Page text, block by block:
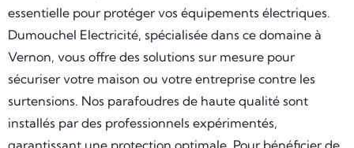
essentielle pour protéger vos équipements électriques.
Dumouchel Electricité, spécialisée dans ce domaine à
Vernon, vous offre des solutions sur mesure pour
sécuriser votre maison ou votre entreprise contre les
surtensions. Nos parafoudres de haute qualité sont
installés par des professionnels expérimentés,
garantissant une protection optimale. Pour bénéficier de